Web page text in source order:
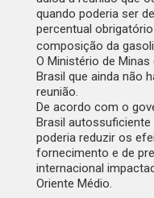
quando poderia ser
percentual
composição da
O Ministério de
Brasil que ainda não
reunião.
De acordo com o
Brasil
poderia reduzir os
fornecimento e de
internacional
Oriente Médio.